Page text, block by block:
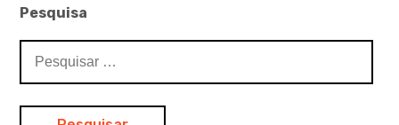
Pesquisa
por: